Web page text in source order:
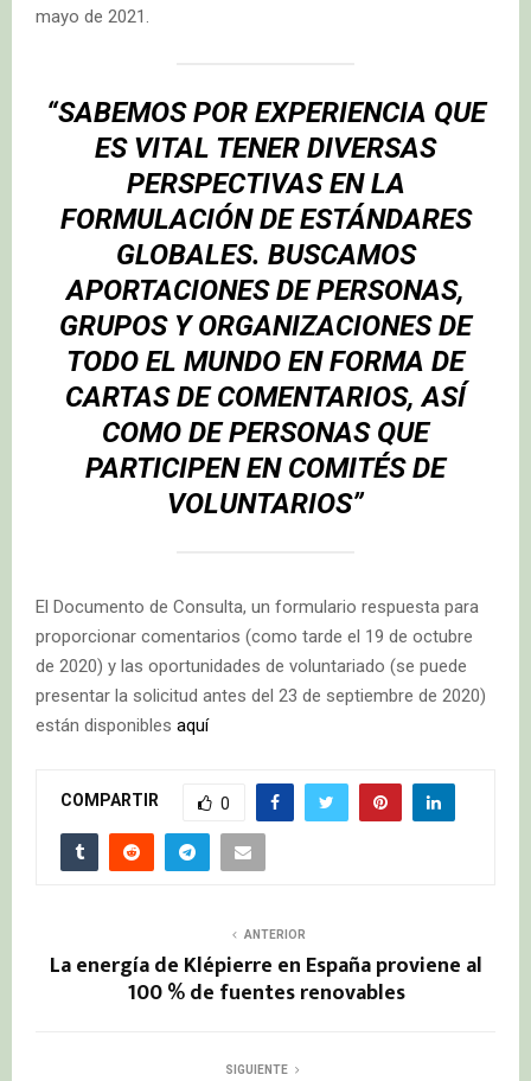
mayo de 2021.
“SABEMOS POR EXPERIENCIA QUE
ES VITAL TENER DIVERSAS
PERSPECTIVAS EN LA
FORMULACIÓN DE ESTÁNDARES
GLOBALES. BUSCAMOS
APORTACIONES DE PERSONAS,
GRUPOS Y ORGANIZACIONES DE
TODO EL MUNDO EN FORMA DE
CARTAS DE COMENTARIOS, ASÍ
COMO DE PERSONAS QUE
PARTICIPEN EN COMITÉS DE
VOLUNTARIOS”
El Documento de Consulta, un formulario respuesta para
proporcionar comentarios (como tarde el 19 de octubre
de 2020) y las oportunidades de voluntariado (se puede
presentar la solicitud antes del 23 de septiembre de 2020)
están disponibles aquí
COMPARTIR 0
ANTERIOR
La energía de Klépierre en España proviene al
100 % de fuentes renovables
SIGUIENTE